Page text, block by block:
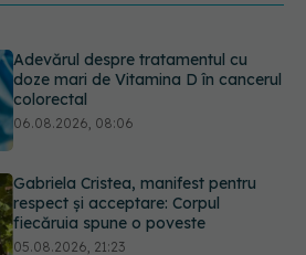
Gabriela Cristea, manifest pentru
respect și acceptare: Corpul
fiecăruia spune o poveste
05.08.2026, 21:23
Prof. dr. Valeriu Gheorghiță intră în
Board-ul Editorial al revistei
Scientific Reports, din Nature
Portfolio